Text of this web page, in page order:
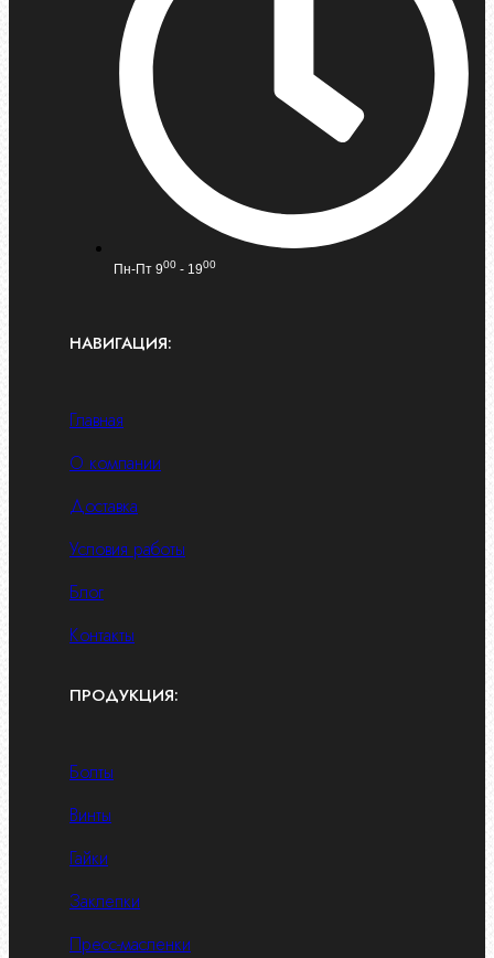
Пн-Пт 900 - 1900
НАВИГАЦИЯ:
Главная
О компании
Доставка
Условия работы
Блог
Контакты
ПРОДУКЦИЯ:
Болты
Винты
Гайки
Заклепки
Пресс-масленки